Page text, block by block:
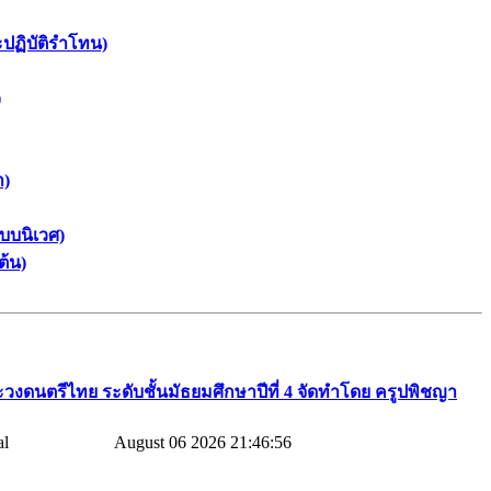
ฏิบัติรำโทน)
)
บนิเวศ)
น)
วงดนตรีไทย​ ระดับชั้นมัธยมศึกษาปีที่​ 4​ จัดทำโดย​ ครูปพิชญา​
August 06 2026 21:46:56